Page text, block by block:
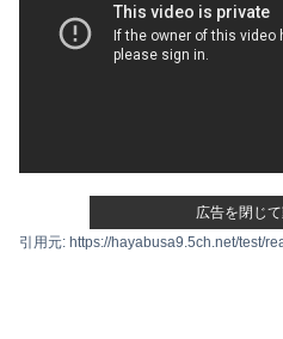
引用元: https://hayabusa9.5ch.net/test/
広告を閉じ